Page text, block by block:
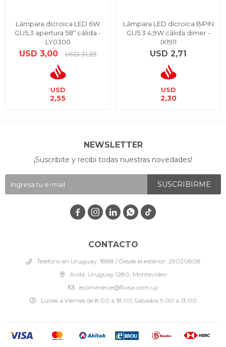
Lámpara dicroica LED 6W
GU5,3 apertura 58º cálida -
LY0300
USD 3,00 USD 31,35
USD
2,55
Lámpara LED dicroica BIPIN
GU5.3 4,9W cálida dimer -
IX1911
USD 2,71
USD
2,30
CONTACTO
Teléfono en Uruguay: 1888 / Desde el exterior: 29020808
Avda. Uruguay 1280, Montevideo
ecommerce@fivisa.com.uy
Lunes a Viernes de 8:00 a 18:00 Sábados 9:00 a 13:00
NEWSLETTER
¡Suscribite y recibí todas nuestras novedades!
SUSCRIBIRME
   